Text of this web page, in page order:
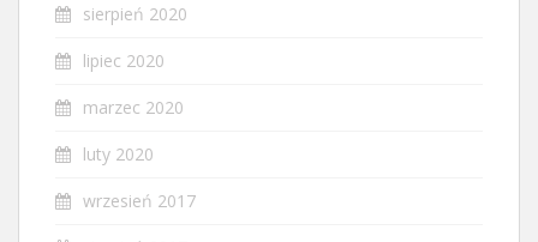
sierpień 2020
lipiec 2020
marzec 2020
luty 2020
wrzesień 2017